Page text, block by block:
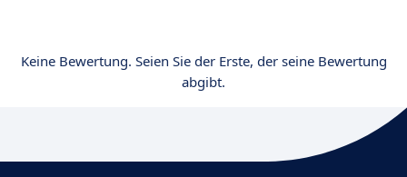
Keine Bewertung. Seien Sie der Erste, der seine Bewertung
abgibt.